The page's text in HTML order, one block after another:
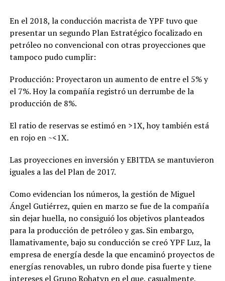
En el 2018, la conducción macrista de YPF tuvo que
presentar un segundo Plan Estratégico focalizado en
petróleo no convencional con otras proyecciones que
tampoco pudo cumplir:
Producción: Proyectaron un aumento de entre el 5% y
el 7%. Hoy la compañía registró un derrumbe de la
producción de 8%.
El ratio de reservas se estimó en >1X, hoy también está
en rojo en ~<1X.
Las proyecciones en inversión y EBITDA se mantuvieron
iguales a las del Plan de 2017.
Como evidencian los números, la gestión de Miguel
Ángel Gutiérrez, quien en marzo se fue de la compañía
sin dejar huella, no consiguió los objetivos planteados
para la producción de petróleo y gas. Sin embargo,
llamativamente, bajo su conducción se creó YPF Luz, la
empresa de energía desde la que encaminó proyectos de
energías renovables, un rubro donde pisa fuerte y tiene
intereses el Grupo Rohatyn en el que, casualmente,